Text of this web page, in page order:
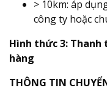
> 10km: áp
công ty hoặc
Hình thức 3: Thanh
hàng
THÔNG TIN